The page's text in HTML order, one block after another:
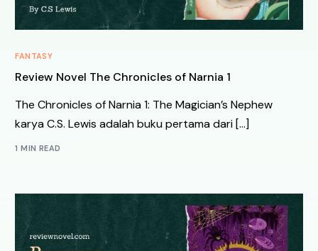
FANTASY
Review Novel The Chronicles of Narnia 1
The Chronicles of Narnia 1: The Magician’s Nephew
karya C.S. Lewis adalah buku pertama dari […]
1 MIN READ